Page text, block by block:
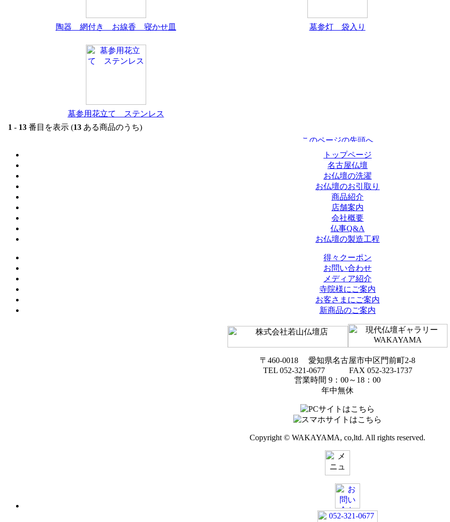
陶器 網付き お線香 寝かせ皿 墓参灯 袋入り
墓参用花立て ステンレス
1 - 13 番目を表示 (13 ある商品のうち)
トップページ
名古屋仏壇
お仏壇の洗濯
お仏壇のお引取り
商品紹介
店舗案内
会社概要
仏事Q&A
お仏壇の製造工程
得々クーポン
お問い合わせ
メディア紹介
寺院様にご案内
お客さまにご案内
新商品のご案内
〒460-0018 愛知県名古屋市中区門前町2-8
TEL 052-321-0677 FAX 052-323-1737
営業時間 9：00～18：00
年中無休
Copyright © WAKAYAMA, co,ltd. All rights reserved.